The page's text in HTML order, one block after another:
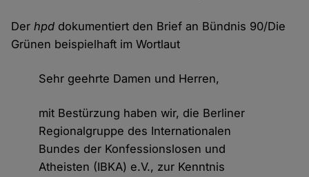
Derhpd dokumentiert den Brief an Bündnis 90/Die
Grünen beispielhaft im Wortlaut
Sehr geehrte Damen und Herren,
mit Bestürzung haben wir, die Berliner
Regionalgruppe des Internationalen
Bundes der Konfessionslosen und
Atheisten (IBKA) e.V., zur Kenntnis